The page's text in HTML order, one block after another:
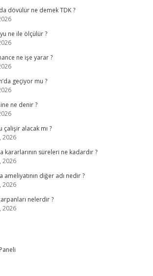
dövülür ne demek TDK ?
ne ile ölçülür ?
ne işe yarar ?
geçiyor mu ?
ne denir ?
çalişir alacak mı ?
2026
kararlarının süreleri ne kadardır ?
2026
ameliyatının diğer adı nedir ?
2026
nelerdir ?
2026